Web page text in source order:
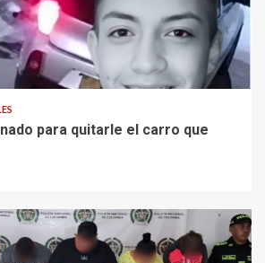
para quitarle el carro que